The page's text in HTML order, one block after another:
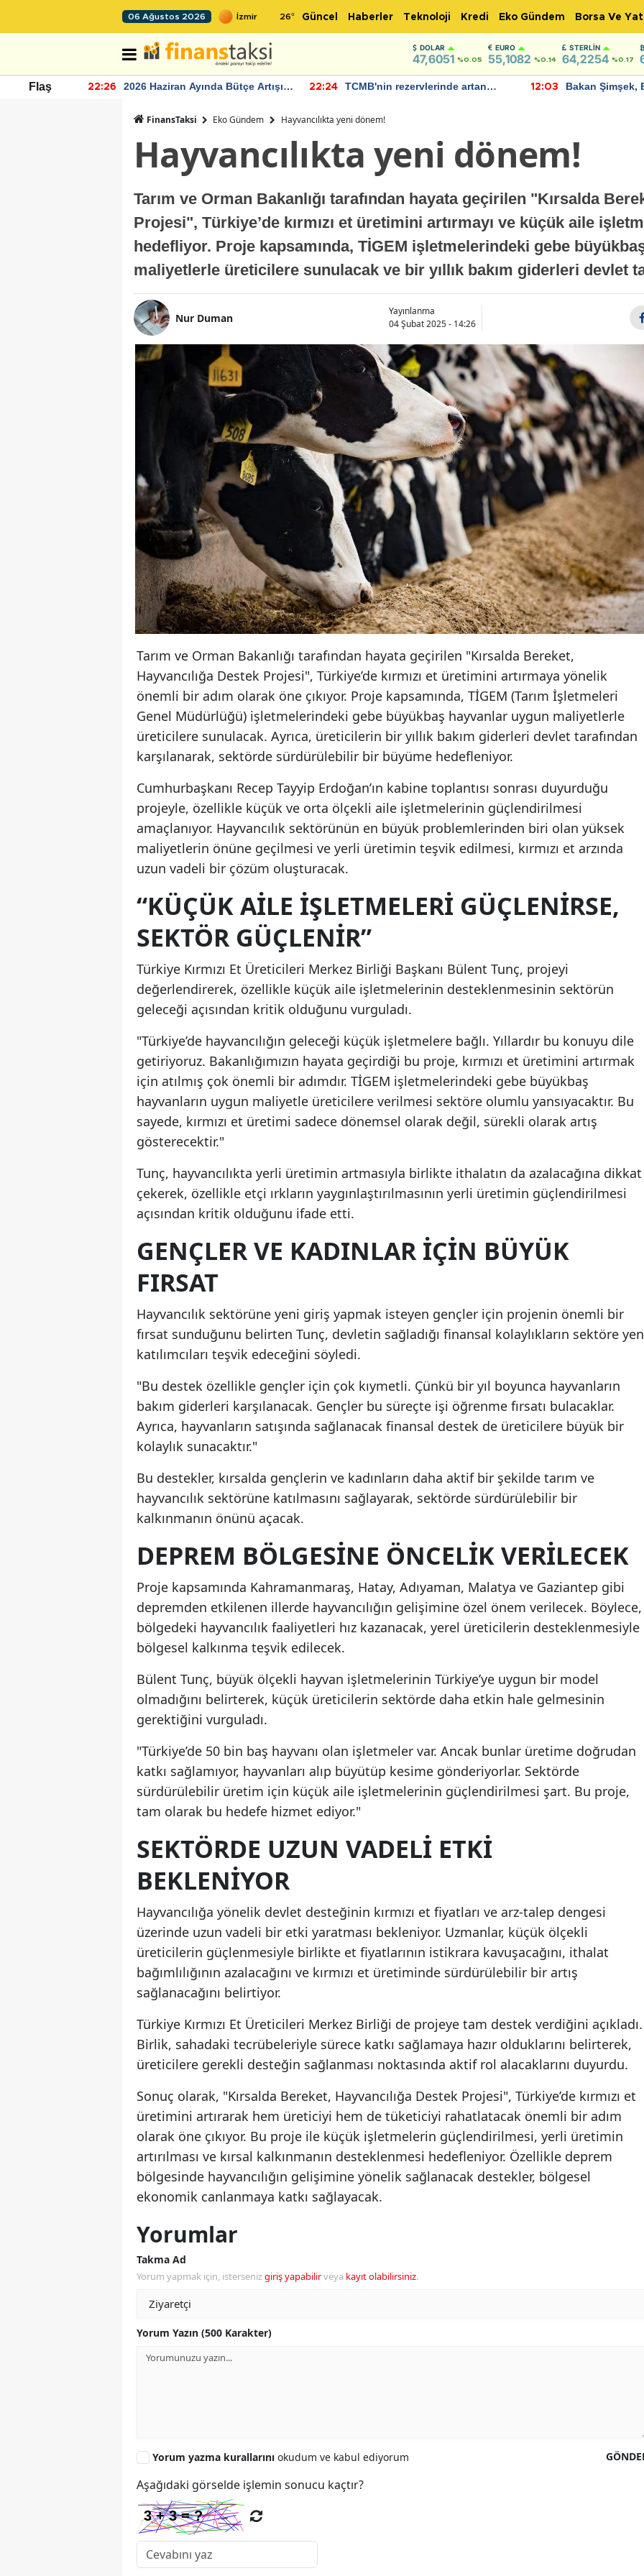
06 Ağustos 2026 26° Güncel Haberler Teknoloji Kredi Eko Gündem Borsa Ve
DOLAR
47,6051 %0.05
EURO
55,1082 %0.14
STERLIN
64,2254 %0.17
Flaş 22:26
2026 Haziran Ayında Bütçe Artışı
22:24
TCMB'nin rezervlerinde artan
12:03
Bakan Şimşek,
FinansTaksi Eko Gündem Hayvancılıkta yeni dönem!
Hayvancılıkta yeni dönem!
Tarım ve Orman Bakanlığı tarafından hayata geçirilen "Kırsalda
Projesi", Türkiye’de kırmızı et üretimini artırmayı ve küçük aile
hedefliyor. Proje kapsamında, TİGEM işletmelerindeki gebe
maliyetlerle üreticilere sunulacak ve bir yıllık bakım giderleri devlet
Nur Duman
Yayınlanma
04 Şubat 2025 - 14:26
Tarım ve Orman Bakanlığı tarafından hayata geçirilen "Kırsalda Bereket,
Hayvancılığa Destek Projesi", Türkiye’de kırmızı et üretimini artırmaya yönelik
önemli bir adım olarak öne çıkıyor. Proje kapsamında, TİGEM (Tarım İşletmeleri
Genel Müdürlüğü) işletmelerindeki gebe büyükbaş hayvanlar uygun maliyetlerle
üreticilere sunulacak. Ayrıca, üreticilerin bir yıllık bakım giderleri devlet tarafından
karşılanarak, sektörde sürdürülebilir bir büyüme hedefleniyor.
Cumhurbaşkanı Recep Tayyip Erdoğan’ın kabine toplantısı sonrası duyurduğu
projeyle, özellikle küçük ve orta ölçekli aile işletmelerinin güçlendirilmesi
amaçlanıyor. Hayvancılık sektörünün en büyük problemlerinden biri olan yüksek
maliyetlerin önüne geçilmesi ve yerli üretimin teşvik edilmesi, kırmızı et arzında
uzun vadeli bir çözüm oluşturacak.
“KÜÇÜK AILE İŞLETMELERI GÜÇLENIRSE,
SEKTÖR GÜÇLENIR”
Türkiye Kırmızı Et Üreticileri Merkez Birliği Başkanı Bülent Tunç, projeyi
değerlendirerek, özellikle küçük aile işletmelerinin desteklenmesinin sektörün
geleceği açısından kritik olduğunu vurguladı.
"Türkiye’de hayvancılığın geleceği küçük işletmelere bağlı. Yıllardır bu konuyu dile
getiriyoruz. Bakanlığımızın hayata geçirdiği bu proje, kırmızı et üretimini artırmak
için atılmış çok önemli bir adımdır. TİGEM işletmelerindeki gebe büyükbaş
hayvanların uygun maliyetle üreticilere verilmesi sektöre olumlu yansıyacaktır. Bu
sayede, kırmızı et üretimi sadece dönemsel olarak değil, sürekli olarak artış
gösterecektir."
Tunç, hayvancılıkta yerli üretimin artmasıyla birlikte ithalatın da azalacağına dikkat
çekerek, özellikle etçi ırkların yaygınlaştırılmasının yerli üretimin güçlendirilmesi
açısından kritik olduğunu ifade etti.
GENÇLER VE KADINLAR İÇIN BÜYÜK
FIRSAT
Hayvancılık sektörüne yeni giriş yapmak isteyen gençler için projenin önemli bir
fırsat sunduğunu belirten Tunç, devletin sağladığı finansal kolaylıkların sektöre
katılımcıları teşvik edeceğini söyledi.
"Bu destek özellikle gençler için çok kıymetli. Çünkü bir yıl boyunca hayvanların
bakım giderleri karşılanacak. Gençler bu süreçte işi öğrenme fırsatı bulacaklar.
Ayrıca, hayvanların satışında sağlanacak finansal destek de üreticilere büyük bir
kolaylık sunacaktır."
Bu destekler, kırsalda gençlerin ve kadınların daha aktif bir şekilde tarım ve
hayvancılık sektörüne katılmasını sağlayarak, sektörde sürdürülebilir bir
kalkınmanın önünü açacak.
DEPREM BÖLGESINE ÖNCELIK VERILECEK
Proje kapsamında Kahramanmaraş, Hatay, Adıyaman, Malatya ve Gaziantep gibi
depremden etkilenen illerde hayvancılığın gelişimine özel önem verilecek. Böylece,
bölgedeki hayvancılık faaliyetleri hız kazanacak, yerel üreticilerin desteklenmesiyle
bölgesel kalkınma teşvik edilecek.
Bülent Tunç, büyük ölçekli hayvan işletmelerinin Türkiye’ye uygun bir model
olmadığını belirterek, küçük üreticilerin sektörde daha etkin hale gelmesinin
gerektiğini vurguladı.
"Türkiye’de 50 bin baş hayvanı olan işletmeler var. Ancak bunlar üretime doğrudan
katkı sağlamıyor, hayvanları alıp büyütüp kesime gönderiyorlar. Sektörde
sürdürülebilir üretim için küçük aile işletmelerinin güçlendirilmesi şart. Bu proje,
tam olarak bu hedefe hizmet ediyor."
SEKTÖRDE UZUN VADELI ETKI
BEKLENIYOR
Hayvancılığa yönelik devlet desteğinin kırmızı et fiyatları ve arz-talep dengesi
üzerinde uzun vadeli bir etki yaratması bekleniyor. Uzmanlar, küçük ölçekli
üreticilerin güçlenmesiyle birlikte et fiyatlarının istikrara kavuşacağını, ithalat
bağımlılığının azalacağını ve kırmızı et üretiminde sürdürülebilir bir artış
sağlanacağını belirtiyor.
Türkiye Kırmızı Et Üreticileri Merkez Birliği de projeye tam destek verdiğini açıkladı.
Birlik, sahadaki tecrübeleriyle sürece katkı sağlamaya hazır olduklarını belirterek,
üreticilere gerekli desteğin sağlanması noktasında aktif rol alacaklarını duyurdu.
Sonuç olarak, "Kırsalda Bereket, Hayvancılığa Destek Projesi", Türkiye’de kırmızı et
üretimini artırarak hem üreticiyi hem de tüketiciyi rahatlatacak önemli bir adım
olarak öne çıkıyor. Bu proje ile küçük işletmelerin güçlendirilmesi, yerli üretimin
artırılması ve kırsal kalkınmanın desteklenmesi hedefleniyor. Özellikle deprem
bölgesinde hayvancılığın gelişimine yönelik sağlanacak destekler, bölgesel
ekonomik canlanmaya katkı sağlayacak.
Yorumlar
Takma Ad
Yorum yapmak için, istersenizgiriş yapabilirveya kayıt olabilirsiniz.
Yorum Yazın (500 Karakter)
Yorum yazma kurallarını okudum ve kabul ediyorum
Aşağıdaki görselde işlemin sonucu kaçtır?